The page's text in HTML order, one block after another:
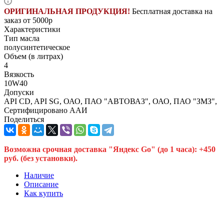
ОРИГИНАЛЬНАЯ ПРОДУКЦИЯ! Бесплатная доставка на
заказ от 5000р
Характеристики
Тип масла
полусинтетическое
Объем (в литрах)
4
Вязкость
10W40
Допуски
API CD, API SG, ОАО, ПАО "АВТОВАЗ", ОАО, ПАО "ЗМЗ",
Сертифицировано ААИ
Поделиться
Возможна срочная доставка "Яндекс Go" (до 1 часа): +450
руб. (без установки).
Наличие
Описание
Как купить